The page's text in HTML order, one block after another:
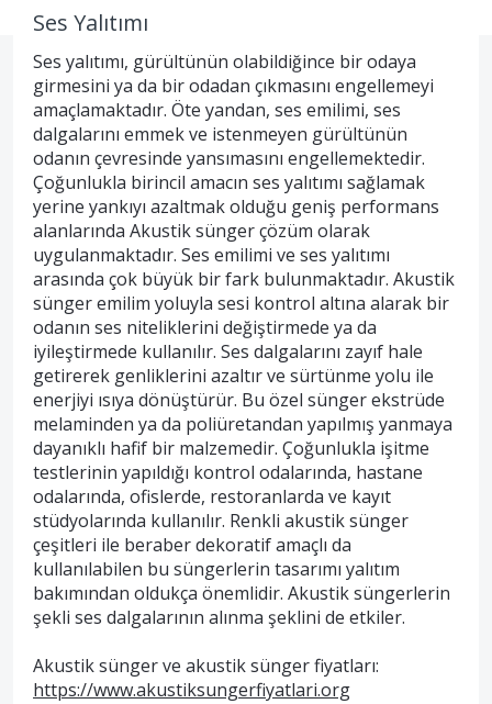
Ses Yalıtımı
Ses yalıtımı, gürültünün olabildiğince bir odaya
girmesini ya da bir odadan çıkmasını engellemeyi
amaçlamaktadır. Öte yandan, ses emilimi, ses
dalgalarını emmek ve istenmeyen gürültünün
odanın çevresinde yansımasını engellemektedir.
Çoğunlukla birincil amacın ses yalıtımı sağlamak
yerine yankıyı azaltmak olduğu geniş performans
alanlarında Akustik sünger çözüm olarak
uygulanmaktadır. Ses emilimi ve ses yalıtımı
arasında çok büyük bir fark bulunmaktadır. Akustik
sünger emilim yoluyla sesi kontrol altına alarak bir
odanın ses niteliklerini değiştirmede ya da
iyileştirmede kullanılır. Ses dalgalarını zayıf hale
getirerek genliklerini azaltır ve sürtünme yolu ile
enerjiyi ısıya dönüştürür. Bu özel sünger ekstrüde
melaminden ya da poliüretandan yapılmış yanmaya
dayanıklı hafif bir malzemedir. Çoğunlukla işitme
testlerinin yapıldığı kontrol odalarında, hastane
odalarında, ofislerde, restoranlarda ve kayıt
stüdyolarında kullanılır. Renkli akustik sünger
çeşitleri ile beraber dekoratif amaçlı da
kullanılabilen bu süngerlerin tasarımı yalıtım
bakımından oldukça önemlidir. Akustik süngerlerin
şekli ses dalgalarının alınma şeklini de etkiler.
Akustik sünger ve akustik sünger fiyatları:
https://www.akustiksungerfiyatlari.org